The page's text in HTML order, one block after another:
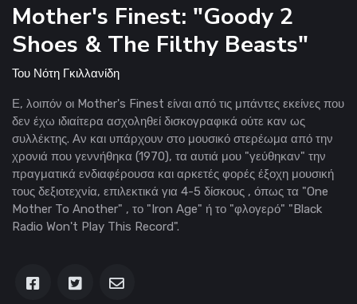
Mother's Finest: "Goody 2
Shoes & The Filthy Beasts"
Του Νότη Γκιλλανίδη
Ε, λοιπόν οι Mother's Finest είναι από τις μπάντες εκείνες που
δεν έχω ιδιαίτερα ασχοληθεί δισκογραφικά ούτε καν ως
συλλέκτης. Αν και υπάρχουν στο μουσικό στερέωμα από την
χρονιά που γεννήθηκα (1970), τα αυτιά μου "γεύθηκαν" την
πραγματικά ενδιαφέρουσα και αρκετές φορές έξοχη μουσική
τους δεξιοτεχνία, επιλεκτικά για 4-5 δίσκους , όπως τα "One
Mother To Another" , το "Iron Age" ή το "φλογερό" "Black
Radio Won't Play This Record".